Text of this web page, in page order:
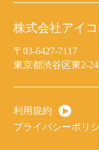
株式会社アイ
〒03-6427-7117
東京都渋谷区東2-
利用規約
プライバシーポリ